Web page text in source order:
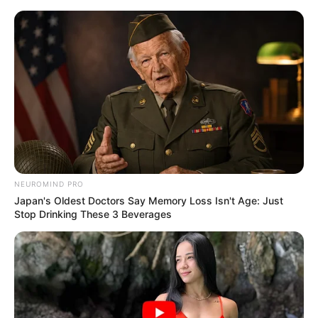
Sehenswürdigkeiten und Ausflugsziele an der
Nahe
Mittelrhein
NEUROMIND PRO
Japan's Oldest Doctors Say Memory Loss Isn't Age: Just
Stop Drinking These 3 Beverages